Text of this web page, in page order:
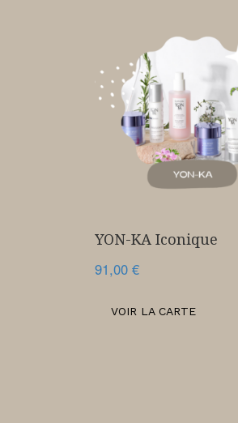
YON-KA Iconique
91,00 €
VOIR LA CARTE